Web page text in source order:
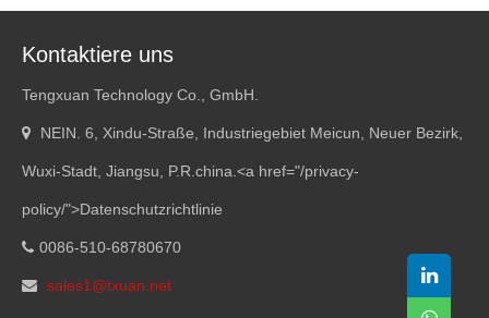
Kontaktiere uns
Tengxuan Technology Co., GmbH.
NEIN. 6, Xindu-Straße, Industriegebiet Meicun, Neuer Bezirk,
Wuxi-Stadt, Jiangsu, P.R.china.<a href="/privacy-
policy/">Datenschutzrichtlinie
0086-510-68780670
sales1@txuan.net